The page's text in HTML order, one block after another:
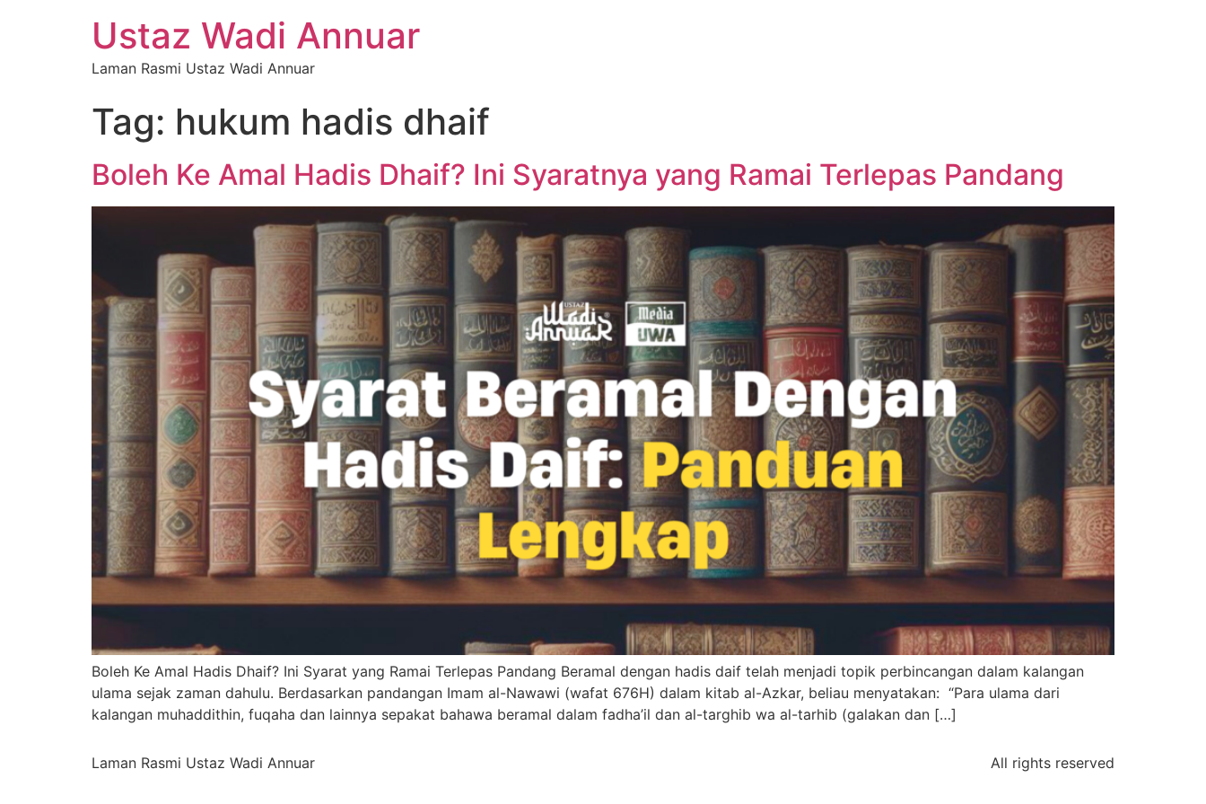
Ustaz Wadi Annuar
Laman Rasmi Ustaz Wadi Annuar
Tag: hukum hadis dhaif
Boleh Ke Amal Hadis Dhaif? Ini Syaratnya yang Ramai Terlepas Pandang
Boleh Ke Amal Hadis Dhaif? Ini Syarat yang Ramai Terlepas Pandang Beramal dengan hadis daif telah menjadi topik perbincangan dalam kalangan
ulama sejak zaman dahulu. Berdasarkan pandangan Imam al-Nawawi (wafat 676H) dalam kitab al-Azkar, beliau menyatakan: “Para ulama dari
kalangan muhaddithin, fuqaha dan lainnya sepakat bahawa beramal dalam fadha’il dan al-targhib wa al-tarhib (galakan dan […]
Laman Rasmi Ustaz Wadi Annuar All rights reserved